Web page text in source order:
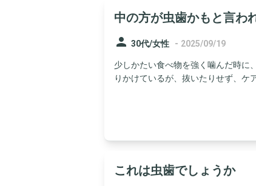
中の方が虫歯かもと言わ
person 30代/女性 - 2025/09/19
少しかたい食べ物を強く噛んだ時に
りかけているが、抜いたりせず、ケ
これは虫歯でしょうか